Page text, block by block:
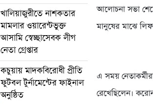
খালিয়াজুরীতে নাশকতার
মামলার ওয়ারেন্টভুক্ত
আসামি স্বেচ্ছাসেবক লীগ
নেতা গ্রেপ্তার
কচুয়ায় মাদকবিরোধী প্রীতি
ফুটবল টুর্নামেন্টের ফাইনাল
অনুষ্ঠিত
আলোচনা সভা
মানুষের মাঝে
এ সময়
রেখেছিলেন।